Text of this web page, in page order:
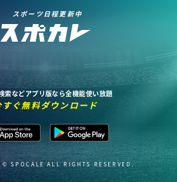
スポーツ日程更新中
索などアプリ版なら全機能使い放題
すぐ無料ダウンロード
© SPOCALE ALL RIGHTS RESERVED.